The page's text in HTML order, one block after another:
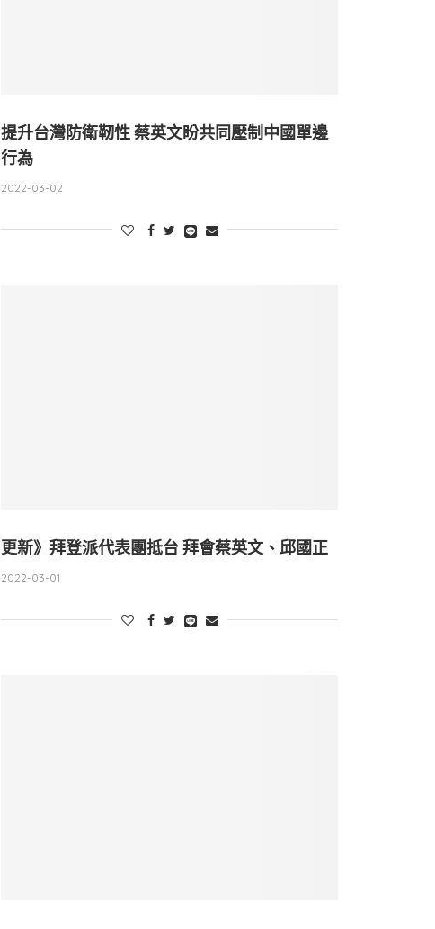
提升台灣防衛靭性 蔡英文盼共同壓制中國單邊
行為
2022-03-02
更新》拜登派代表團抵台 拜會蔡英文、邱國正
2022-03-01